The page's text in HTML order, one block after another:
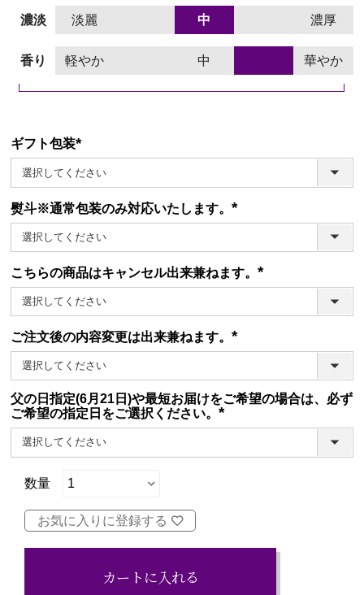
濃淡 淡麗 中 濃厚
香り 軽やか 中 華やか
ギフト包装
(必
須)
熨斗※通常包装のみ対応いたします。
(必
こちらの商品はキャンセル出来兼ねます。
(必
ご注文後の内容変更は出来兼ねます。
(必
父の日指定(6月21日)や最短お届けをご希望の場合は、必ず
ご希望の指定日をご選択ください。
(必
お気に入りに登録する
カートに入れる